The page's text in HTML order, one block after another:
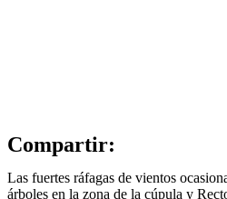
Compartir:
Las fuertes ráfagas de vientos
árboles en la zona de la cúpula y